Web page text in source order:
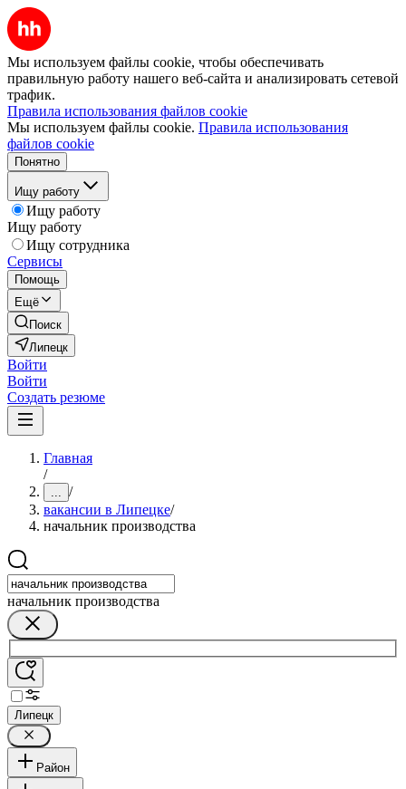
Мы используем файлы cookie, чтобы обеспечивать
правильную работу нашего веб-сайта и анализировать сетевой
трафик.
Правила использования файлов cookie
Мы используем файлы cookie. Правила использования
файлов cookie
Понятно
Ищу работу
Ищу работу
Ищу работу
Ищу сотрудника
Сервисы
Помощь
Ещё
Поиск
Липецк
Войти
Войти
Создать резюме
Главная
/
... /
вакансии в Липецке/
начальник производства
начальник производства
Липецк
Район